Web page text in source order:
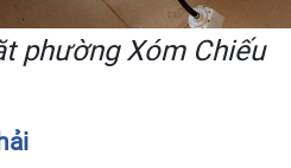
phường Xóm Chiếu